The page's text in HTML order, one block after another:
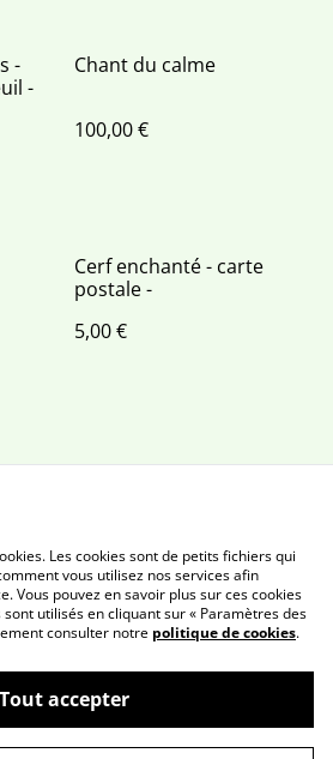
-
-
Chant du calme
100,00 €
Cerf enchanté - carte
postale -
5,00 €
Conditions
Politique de cookies
Newsletter
Les cookies sont de petits fichiers qui
vous utilisez nos services afin
Vous pouvez en savoir plus sur ces cookies
utilisés en cliquant sur « Paramètres des
consulter notre politique de cookies.
Tout accepter